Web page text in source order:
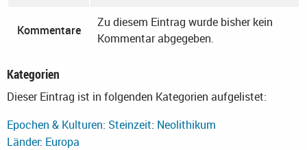
Kommentare
Zu diesem Eintrag wurde bisher kein
Kommentar abgegeben.
Kategorien
Dieser Eintrag ist in folgenden Kategorien aufgelistet:
Epochen & Kulturen: Steinzeit: Neolithikum
Länder: Europa